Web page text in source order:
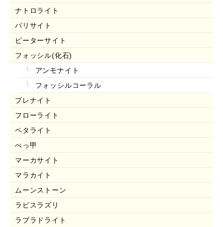
ナトロライト
バリサイト
ピーターサイト
フォッシル(化石)
アンモナイト
フォッシルコーラル
プレナイト
フローライト
ペタライト
べっ甲
マーカサイト
マラカイト
ムーンストーン
ラピスラズリ
ラブラドライト